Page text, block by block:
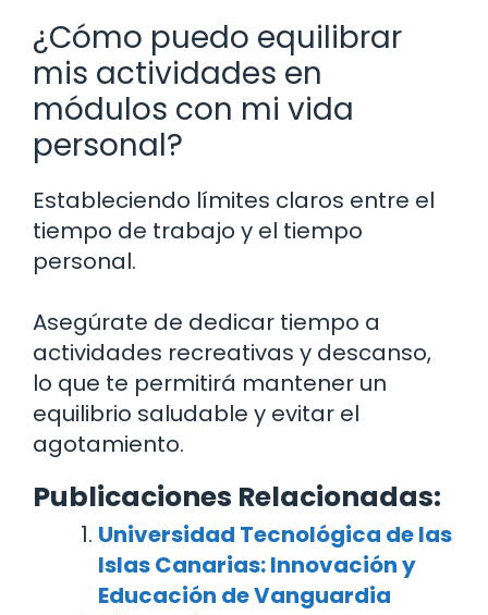
¿Cómo puedo equilibrar
mis actividades en
módulos con mi vida
personal?
Estableciendo límites claros entre el
tiempo de trabajo y el tiempo
personal.
Asegúrate de dedicar tiempo a
actividades recreativas y descanso,
lo que te permitirá mantener un
equilibrio saludable y evitar el
agotamiento.
Publicaciones Relacionadas:
Universidad Tecnológica de las
Islas Canarias: Innovación y
Educación de Vanguardia